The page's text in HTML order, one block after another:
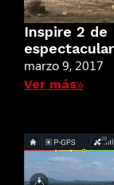
Inspire 2 de
espectacular
marzo 9, 2017
Ver más